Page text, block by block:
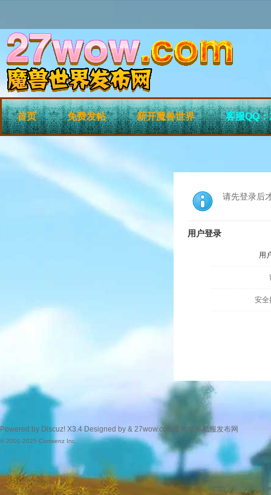
首页 免费发帖 新开魔兽世界 客服QQ
请先登录后
用户登录
用
安全
Powered by Discuz! X3.4 Designed by & 27wow.com魔兽世界私服发布网
© 2001-2025 Comsenz Inc.